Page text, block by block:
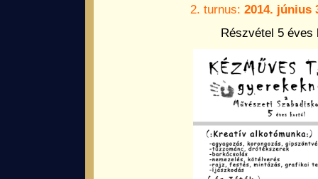
2. turnus:2014. június
Részvétel 5 éves